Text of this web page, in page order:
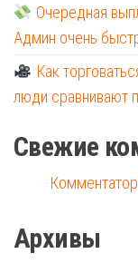
Очередная
Админ очень
Как
люди сравнивают
Свежие
Архивы